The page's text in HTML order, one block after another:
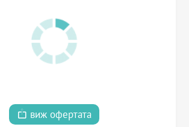
виж офертата